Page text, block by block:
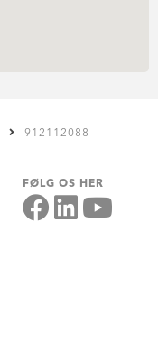
912112088
FØLG OS HER